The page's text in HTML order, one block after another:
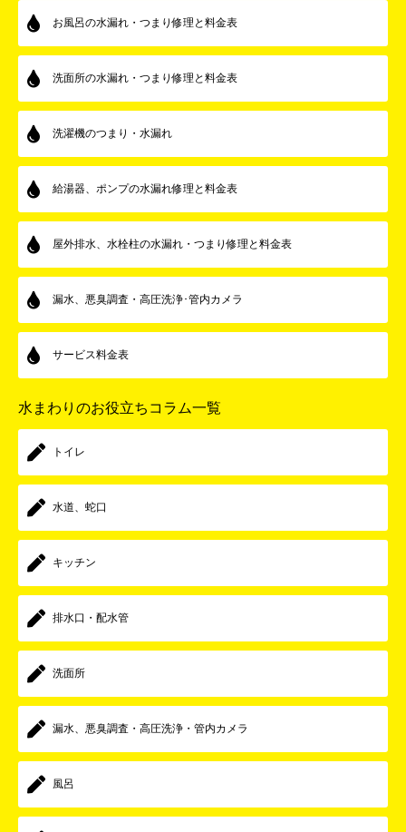
お風呂の水漏れ・つまり修理と料金表
洗面所の水漏れ・つまり修理と料金表
洗濯機のつまり・水漏れ
給湯器、ポンプの水漏れ修理と料金表
屋外排水、水栓柱の水漏れ・つまり修理と料金表
漏水、悪臭調査・高圧洗浄･管内カメラ
サービス料金表
水まわりのお役立ちコラム一覧
トイレ
水道、蛇口
キッチン
排水口・配水管
洗面所
漏水、悪臭調査・高圧洗浄・管内カメラ
風呂